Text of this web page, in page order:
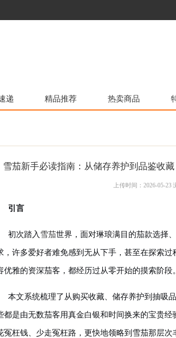
递 精品推荐 热卖商品
雪茄新手必读指南：从储存养护到品鉴收
上传时间：2026-05-23
引言
初次踏入 雪茄世界，面对琳琅满目的茄款选择
，许多爱好者难免感到无从下手，甚至在探索
优雅的资深茄客，都经历过从零开始的摸索阶段。
本文系统梳理了从购买收藏、储存养护到抽吸
都是由无数茄客用真金白银和时间换来的宝贵
冤枉钱、少走冤枉路，更快地领略到雪茄那层次